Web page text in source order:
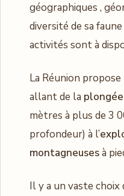
géographiques ,
diversité de sa
activités sont à
La Réunion propose
allant de la
mètres à plus de 3
profondeur) à l’
montagneusesà
Il y a un vaste choix